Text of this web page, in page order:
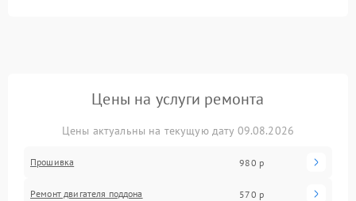
Цены на услуги ремонта
Цены актуальны на текущую дату 09.08.2026
Прошивка 980 р
Ремонт двигателя поддона 570 р